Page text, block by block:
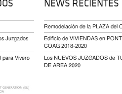
Juzgados
para Vivero
NEWS RECIENTES
Remodelación de la PLAZA del
Edificio de VIVIENDAS en
COAG 2018-2020
Los NUEVOS JUZGADOS de
DE AREA 2020